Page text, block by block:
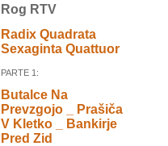
Rog RTV
Radix Quadrata
Sexaginta Quattuor
PARTE 1:
Butalce Na
Prevzgojo _ Prašiča
V Kletko _ Bankirje
Pred Zid